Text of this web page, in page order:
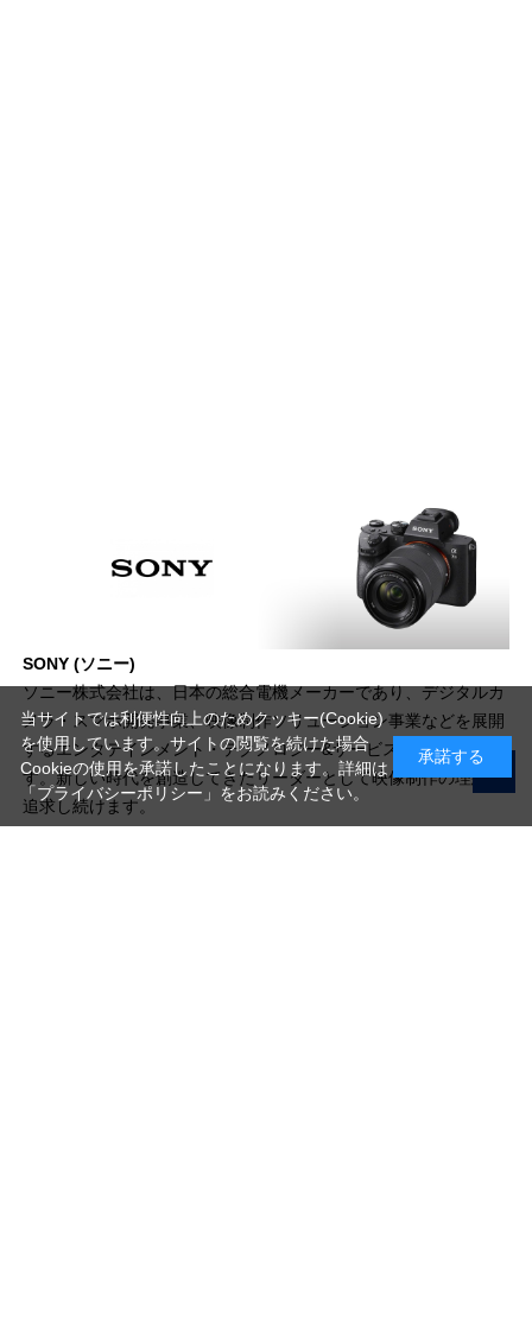
SONY (ソニー)
ソニー株式会社は、日本の総合電機メーカーであり、デジタルカ
メラ・スマホ開発事業、映像制作ソリューション事業などを展開
するエンタテインメント・テクノロジー&サービス事業を担いま
す。新しい時代を創造してきたリーダーとして映像制作の理想を
追求し続けます。
当サイトでは利便性向上のためクッキー(Cookie)
を使用しています。サイトの閲覧を続けた場合
Cookieの使用を承諾したことになります。詳細は
「プライバシーポリシー」 をお読みください。
承諾する